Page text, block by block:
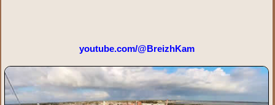
youtube.com/@BreizhKam